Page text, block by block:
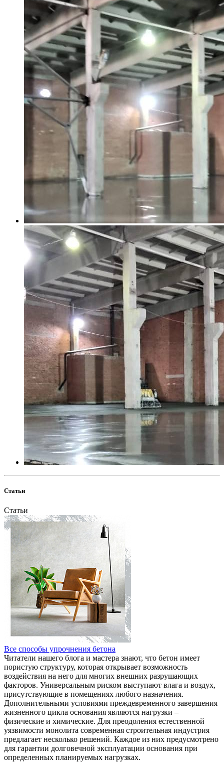
Статьи
Статьи
Все способы упрочнения бетона
Читатели нашего блога и мастера знают, что бетон имеет
пористую структуру, которая открывает возможность
воздействия на него для многих внешних разрушающих
факторов. Универсальным риском выступают влага и воздух,
присутствующие в помещениях любого назначения.
Дополнительными условиями преждевременного завершения
жизненного цикла основания являются нагрузки –
физические и химические. Для преодоления естественной
уязвимости монолита современная строительная индустрия
предлагает несколько решений. Каждое из них предусмотрено
для гарантии долговечной эксплуатации основания при
определенных планируемых нагрузках.